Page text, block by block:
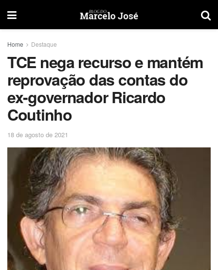
Home Destaque
TCE nega recurso e mantém
reprovação das contas do
ex-governador Ricardo
Coutinho
18 de agosto de 2021